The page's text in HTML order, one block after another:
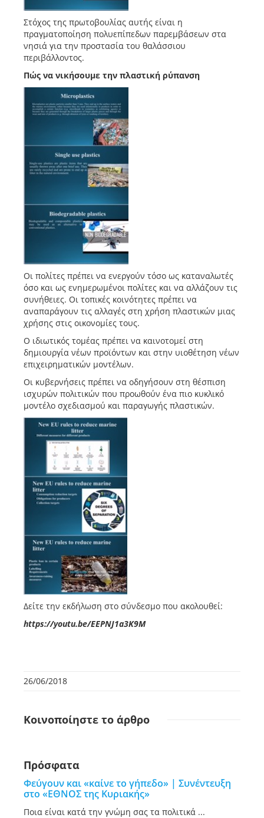
Στόχος της πρωτοβουλίας αυτής είναι η
πραγματοποίηση πολυεπίπεδων παρεμβάσεων στα
νησιά για την προστασία του θαλάσσιου
περιβάλλοντος.
Πώς να νικήσουμε την πλαστική ρύπανση
Οι πολίτες πρέπει να ενεργούν τόσο ως καταναλωτές
όσο και ως ενημερωμένοι πολίτες και να αλλάζουν τις
συνήθειες. Οι τοπικές κοινότητες πρέπει να
αναπαράγουν τις αλλαγές στη χρήση πλαστικών μιας
χρήσης στις οικονομίες τους.
Ο ιδιωτικός τομέας πρέπει να καινοτομεί στη
δημιουργία νέων προϊόντων και στην υιοθέτηση νέων
επιχειρηματικών μοντέλων.
Οι κυβερνήσεις πρέπει να οδηγήσουν στη θέσπιση
ισχυρών πολιτικών που προωθούν ένα πιο κυκλικό
μοντέλο σχεδιασμού και παραγωγής πλαστικών.
Δείτε την εκδήλωση στο σύνδεσμο που ακολουθεί:
https://youtu.be/EEPNJ1a3K9M
26/06/2018
Κοινοποίηστε το άρθρο
Πρόσφατα
Φεύγουν και «καίνε το γήπεδο» | Συνέντευξη
στο «ΕΘΝΟΣ της Κυριακής»
Ποια είναι κατά την γνώμη σας τα πολιτικά ...